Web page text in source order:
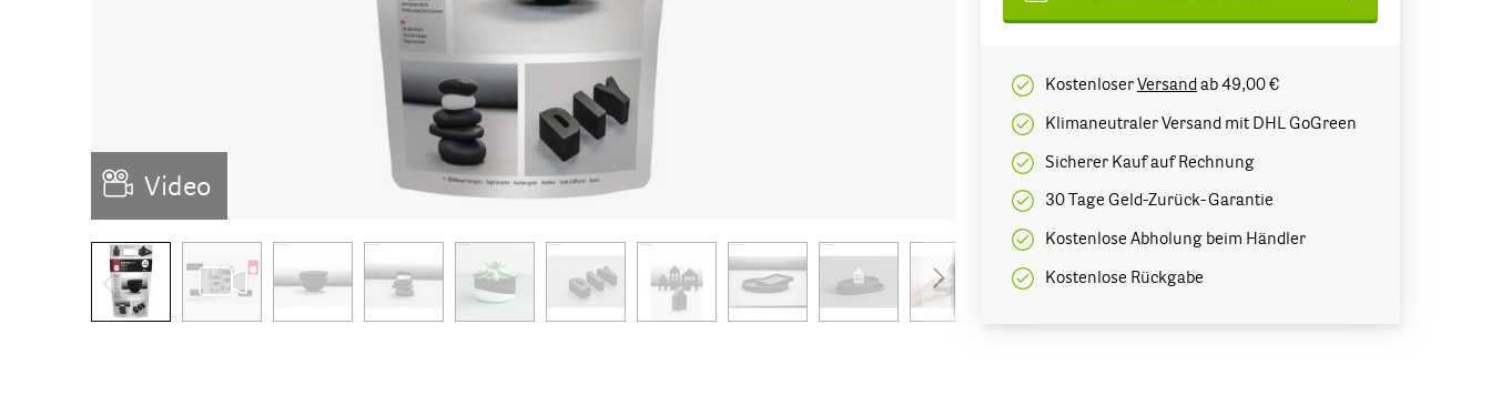
Video
KostenloserVersand ab 49,00 €
Klimaneutraler Versand mit DHL GoGreen
Sicherer Kauf auf Rechnung
30 Tage Geld-Zurück-Garantie
Kostenlose Abholung beim Händler
Kostenlose Rückgabe